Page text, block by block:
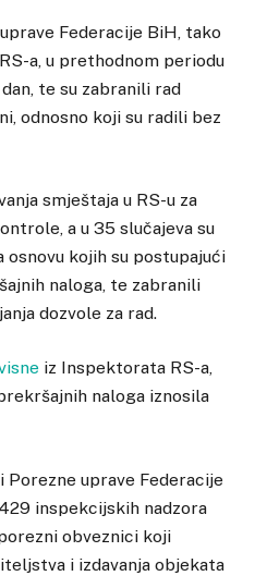
Federacije BiH, tako
a, u prethodnom periodu
te su zabranili rad
odnosno koji su radili bez
smještaja u RS-u za
a u 35 slučajeva su
kojih su postupajući
naloga, te zabranili
dozvole za rad.
iz Inspektorata RS-a,
naloga iznosila
uprave Federacije
inspekcijskih nadzora
obveznici koji
i izdavanja objekata